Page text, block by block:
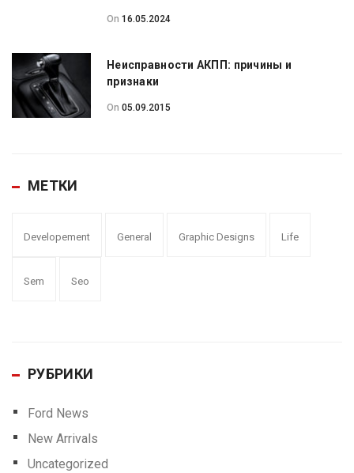
On 16.05.2024
Неисправности АКПП: причины и
признаки
On 05.09.2015
МЕТКИ
Developement General Graphic Designs Life
Sem Seo
РУБРИКИ
Ford News
New Arrivals
Uncategorized